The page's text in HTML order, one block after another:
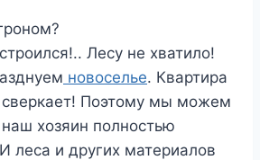
Лесу не хватило!
новоселье. Квартира
сверкает! Поэтому мы можем
хозяин полностью
леса и других материалов